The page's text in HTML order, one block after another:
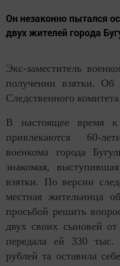
Он незаконно пытался
двух жителей города
Экс-заместитель
получении взятки. Об
Следственного
В настоящее время к
привлекаются 60-
военкома города
знакомая,
взятки. По версии
местная жительница
просьбой решить
двух своих сыновей
передала ей 330
рублей та оставила